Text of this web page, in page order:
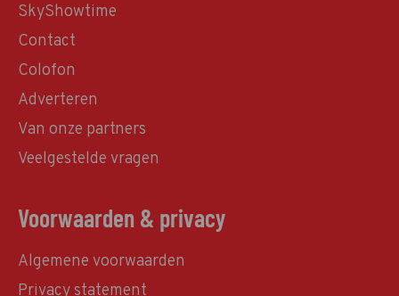
SkyShowtime
Contact
Colofon
Adverteren
Van onze partners
Veelgestelde vragen
Voorwaarden & privacy
Algemene voorwaarden
Privacy statement